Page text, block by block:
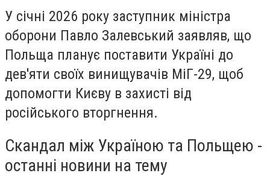
У січні 2026 року заступник міністра
оборони Павло Залевський заявляв, що
Польща планує поставити Україні до
дев'яти своїх винищувачів МіГ-29, щоб
допомогти Києву в захисті від
російського вторгнення.
Скандал між Україною та Польщею -
останні новини на тему